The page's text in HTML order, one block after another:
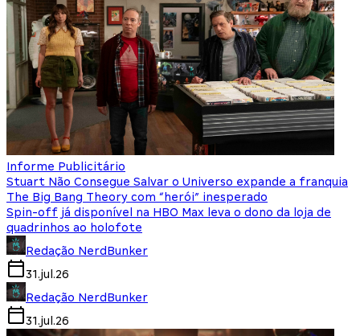
Informe Publicitário
Stuart Não Consegue Salvar o Universo expande a franquia
The Big Bang Theory com “herói” inesperado
Spin-off já disponível na HBO Max leva o dono da loja de
quadrinhos ao holofote
Redação NerdBunker
31.jul.26
Redação NerdBunker
31.jul.26